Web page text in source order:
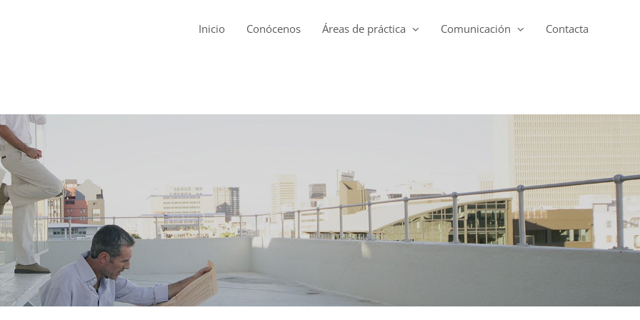
Inicio Conócenos Áreas de práctica Comunicación Contacta